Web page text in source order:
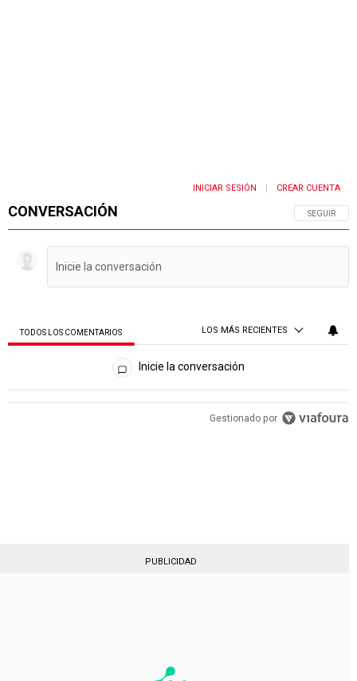
CONVERSACIÓN SIGA ESTA
SEGUIR
INICIAR SESIÓN CREAR CUENTA
TODOS LOS COMENTARIOS LOS MÁS RECIENTES
Todos los comentarios
Inicie la conversación
PUBLICIDAD